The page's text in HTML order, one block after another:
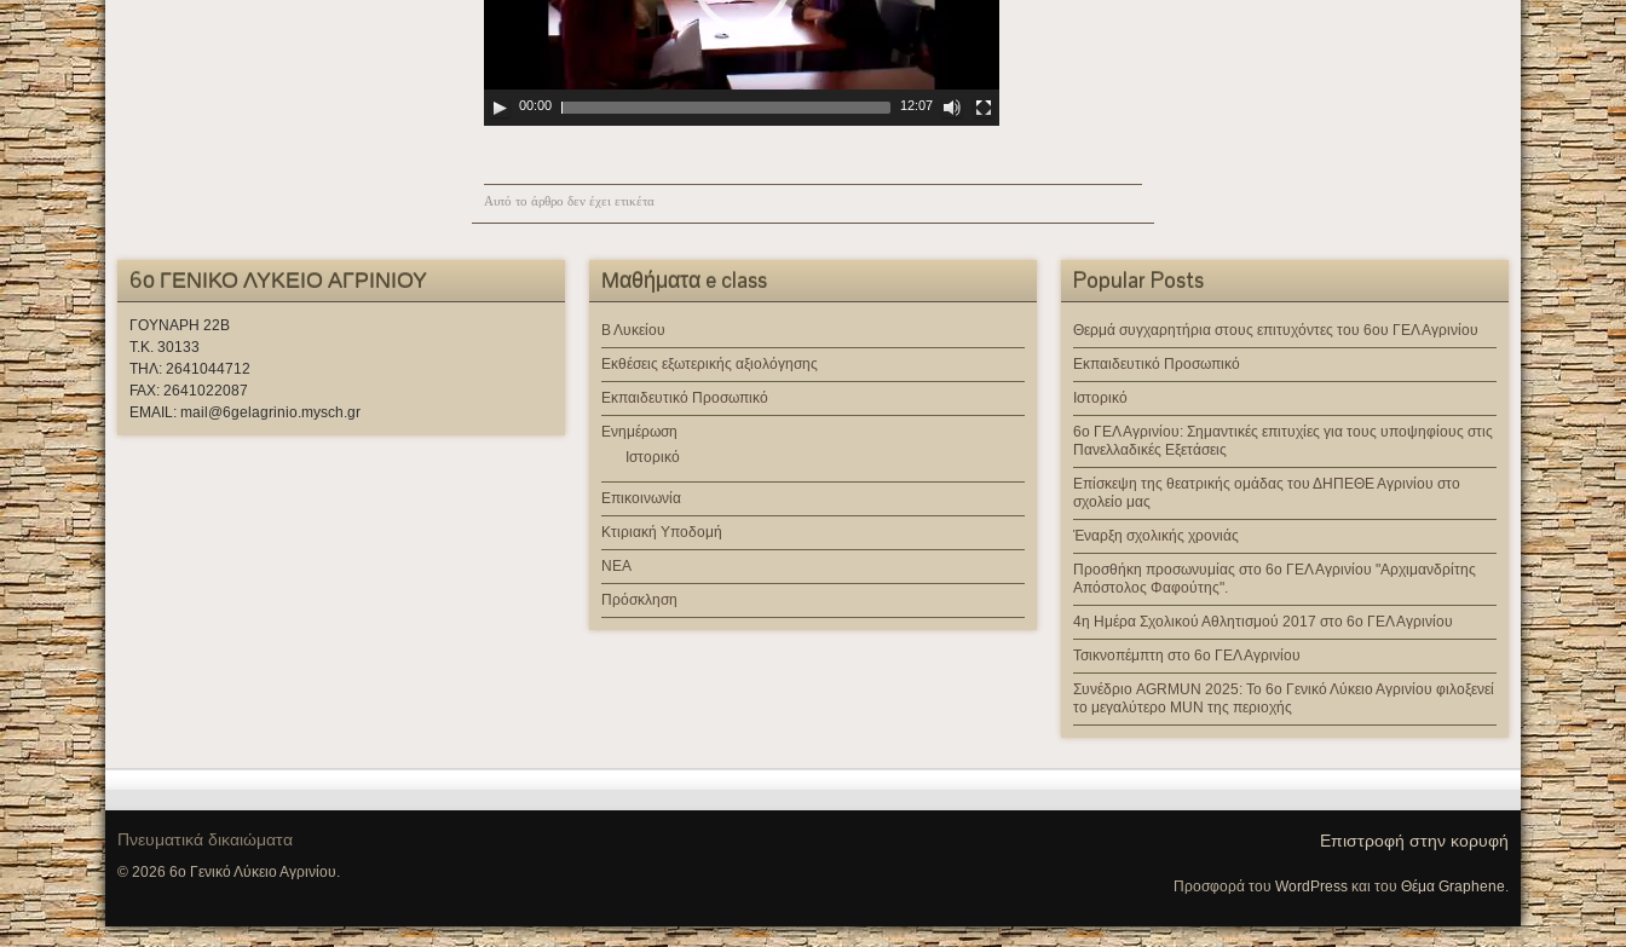
00:00 12:07
Αυτό το άρθρο δεν έχει ετικέτα
6ο ΓΕΝΙΚΟ ΛΥΚΕΙΟ ΑΓΡΙΝΙΟΥ
ΓΟΥΝΑΡΗ 22Β
Τ.Κ. 30133
ΤΗΛ: 2641044712
FAX: 2641022087
EMAIL: mail@6gelagrinio.mysch.gr
Μαθήματα e class
Β Λυκείου
Εκθέσεις εξωτερικής αξιολόγησης
Εκπαιδευτικό Προσωπικό
Ενημέρωση
Ιστορικό
Επικοινωνία
Κτιριακή Υποδομή
ΝΕΑ
Πρόσκληση
Popular Posts
Θερμά συγχαρητήρια στους επιτυχόντες του 6ου ΓΕΛ Αγρινίου
Εκπαιδευτικό Προσωπικό
Ιστορικό
6ο ΓΕΛ Αγρινίου: Σημαντικές επιτυχίες για τους υποψηφίους στις
Πανελλαδικές Εξετάσεις
Επίσκεψη της θεατρικής ομάδας του ΔΗΠΕΘΕ Αγρινίου στο
σχολείο μας
Έναρξη σχολικής χρονιάς
Προσθήκη προσωνυμίας στο 6ο ΓΕΛ Αγρινίου "Αρχιμανδρίτης
Απόστολος Φαφούτης".
4η Ημέρα Σχολικού Αθλητισμού 2017 στο 6ο ΓΕΛ Αγρινίου
Τσικνοπέμπτη στο 6ο ΓΕΛ Αγρινίου
Συνέδριο AGRMUN 2025: Το 6ο Γενικό Λύκειο Αγρινίου φιλοξενεί
το μεγαλύτερο MUN της περιοχής
Πνευματικά δικαιώματα
© 2026 6ο Γενικό Λύκειο Αγρινίου.
Επιστροφή στην κορυφή
Προσφορά του WordPress και του Θέμα Graphene.